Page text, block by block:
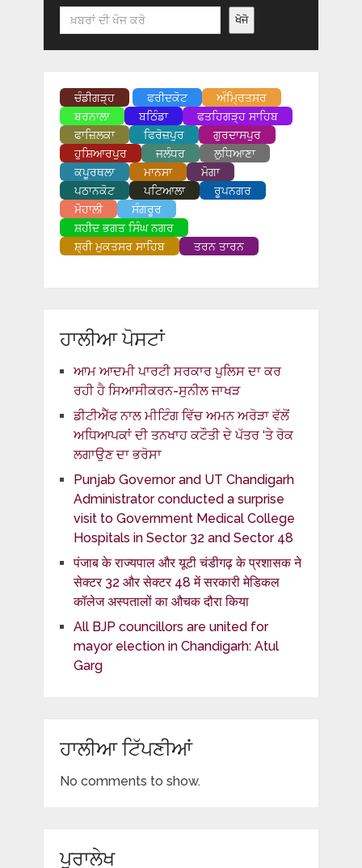
Search ਖੋਜੋ
ਚੰਡੀਗੜ੍ਹ ਫਰੀਦਕੋਟ
ਅੰਮ੍ਰਿਤਸਰ
ਬਰਨਾਲਾ
ਬਠਿੰਡਾ
ਫਤਹਿਗੜ੍ਹ ਸਾਹਿਬ
ਫਾਜ਼ਿਲਕਾ
ਫਿਰੋਜ਼ਪੁਰ
ਗੁਰਦਾਸਪੁਰ
ਹੁਸ਼ਿਆਰਪੁਰ
ਜਲੰਧਰ
ਲੁਧਿਆਣਾ
ਕਪੂਰਥਲਾ
ਮਾਨਸਾ
ਮੋਗਾ
ਪਠਾਨਕੋਟ
ਪਟਿਆਲਾ
ਰੂਪਨਗਰ
ਮੋਹਾਲੀ
ਸੰਗਰੂਰ
ਸ਼ਹੀਦ ਭਗਤ ਸਿੰਘ ਨਗਰ
ਸ਼੍ਰੀ ਮੁਕਤਸਰ ਸਾਹਿਬ
ਤਰਨ ਤਾਰਨ
ਹਾਲੀਆ ਪੋਸਟਾਂ
ਆਮ ਆਦਮੀ ਪਾਰਟੀ ਸਰਕਾਰ ਪੁਲਿਸ ਦਾ ਕਰ
ਰਹੀ ਹੈ ਸਿਆਸੀਕਰਨ-ਸੁਨੀਲ ਜਾਖੜ
ਡੀਟੀਐੱਫ ਨਾਲ ਮੀਟਿੰਗ ਵਿੱਚ ਅਮਨ ਅਰੋੜਾ ਵੱਲੋਂ
ਅਧਿਆਪਕਾਂ ਦੀ ਤਨਖਾਹ ਕਟੌਤੀ ਦੇ ਪੱਤਰ ‘ਤੇ ਰੋਕ
ਲਗਾਉਣ ਦਾ ਭਰੋਸਾ
Punjab Governor and UT Chandigarh
Administrator conducted a surprise
visit to Government Medical College
Hospitals in Sector 32 and Sector 48
पंजाब के राज्यपाल और यूटी चंडीगढ़ के प्रशासक ने
सेक्टर 32 और सेक्टर 48 में सरकारी मेडिकल
कॉलेज अस्पतालों का औचक दौरा किया
All BJP councillors are united for
mayor election in Chandigarh: Atul
Garg
ਹਾਲੀਆ ਟਿੱਪਣੀਆਂ
No comments to show.
ਪੁਰਾਲੇਖ